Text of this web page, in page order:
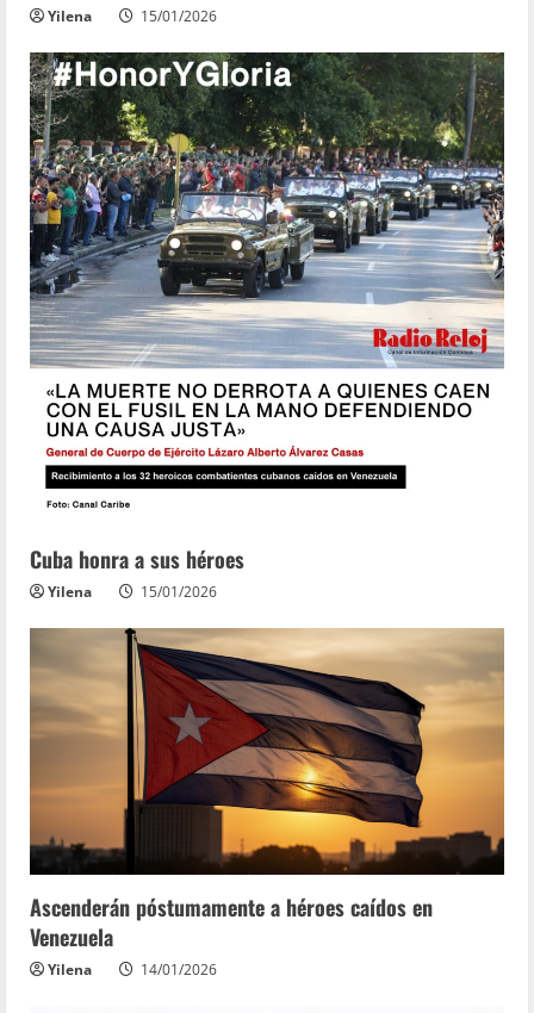
Yilena 15/01/2026
Cuba honra a sus héroes
Yilena 15/01/2026
Ascenderán póstumamente a héroes caídos en
Venezuela
Yilena 14/01/2026